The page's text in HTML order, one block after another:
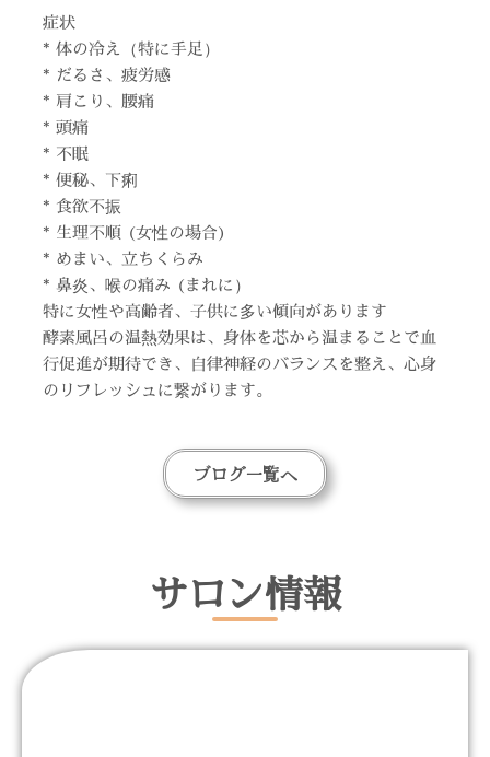
症状
* 体の冷え（特に手足）
* だるさ、疲労感
* 肩こり、腰痛
* 頭痛
* 不眠
* 便秘、下痢
* 食欲不振
* 生理不順 (女性の場合)
* めまい、立ちくらみ
* 鼻炎、喉の痛み (まれに）
特に女性や高齢者、子供に多い傾向があります
酵素風呂の温熱効果は、身体を芯から温まることで血
行促進が期待でき、自律神経のバランスを整え、心身
のリフレッシュに繋がります。
ブログ一覧へ
サロン情報